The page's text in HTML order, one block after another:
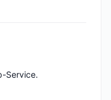
Service.